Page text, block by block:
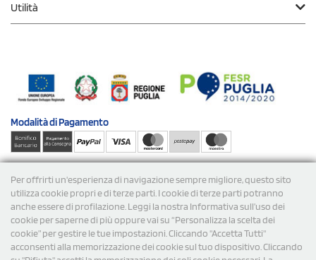
Per offrirti un'esperienza di navigazione sempre migliore, questo sito
utilizza cookie propri e di terze parti. I cookie di terze parti potranno
anche essere di profilazione. Leggi la nostra Informativa sull’uso dei
cookie per saperne di più oppure vai su “Personalizza la scelta dei
cookie” per gestire le tue impostazioni. Cliccando "Accetta Tutti"
acconsenti alla memorizzazione dei cookie sul tuo dispositivo. Cliccando
Utilità
Modalità diPagamento
Spedizioni